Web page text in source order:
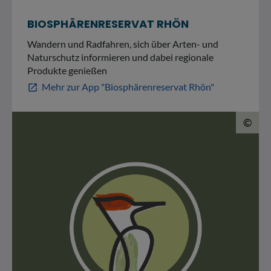
BIOSPHÄRENRESERVAT RHÖN
Wandern und Radfahren, sich über Arten- und
Naturschutz informieren und dabei regionale
Produkte genießen
open_in_new Mehr zur App "Biosphärenreservat Rhön"
©